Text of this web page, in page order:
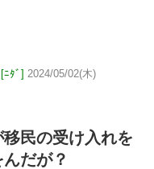
ﾆﾀﾞ] 2024/05/02(木)
民の受け入れを
だが？